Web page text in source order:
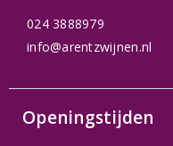
024 3888979
info@arentzwijnen.nl
Openingstijden